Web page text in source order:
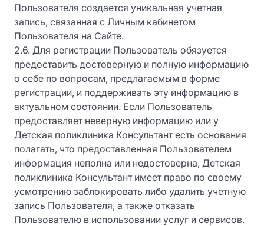
Пользователя создается уникальная учетная
запись, связанная с Личным кабинетом
Пользователя на Сайте.
2.6. Для регистрации Пользователь обязуется
предоставить достоверную и полную информацию
о себе по вопросам, предлагаемым в форме
регистрации, и поддерживать эту информацию в
актуальном состоянии. Если Пользователь
предоставляет неверную информацию или у
Детская поликлиника Консультант есть основания
полагать, что предоставленная Пользователем
информация неполна или недостоверна, Детская
поликлиника Консультант имеет право по своему
усмотрению заблокировать либо удалить учетную
запись Пользователя, а также отказать
Пользователю в использовании услуг и сервисов.